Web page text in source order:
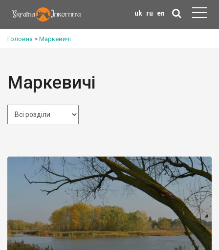
uk ru en
Головна > Маркевичі
Маркевичі